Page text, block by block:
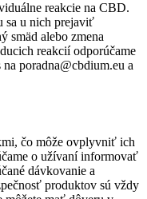
reakcie na CBD.
sa u nich prejaviť
smäd alebo zmena
reakcií odporúčame
poradna@cbdium.eu a
čo môže ovplyvniť ich
o užívaní informovať
dávkovanie a
produktov sú vždy